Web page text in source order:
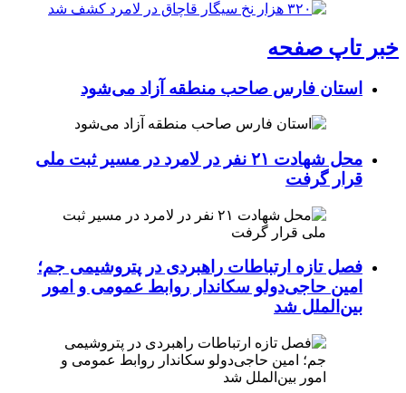
خبر تاپ صفحه
استان فارس صاحب منطقه آزاد می‌شود
محل شهادت ۲۱ نفر در لامرد در مسیر ثبت ملی
قرار گرفت
فصل تازه ارتباطات راهبردی در پتروشیمی جم؛
امین حاجی‌دولو سکاندار روابط عمومی و امور
بین‌الملل شد